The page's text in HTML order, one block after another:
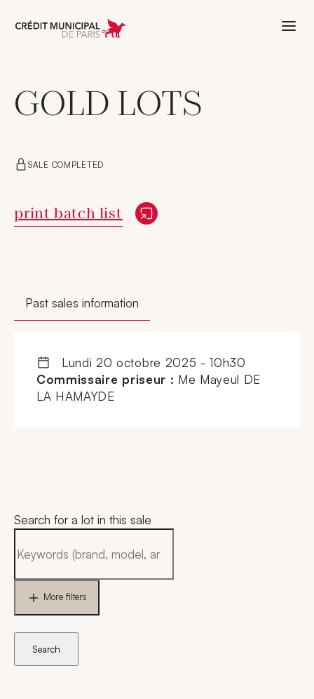
Aller à l'accueil de Crédit Municipal
GOLD LOTS
SALE COMPLETED
New window
print batch list
Past sales information
lundi 20 octobre 2025 - 10h30
Commissaire priseur : Me Mayeul DE
LA HAMAYDE
Search for a lot in this sale
More filters
Search